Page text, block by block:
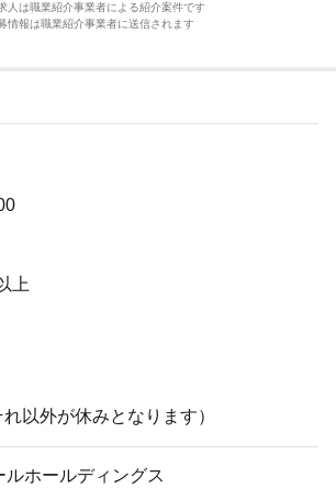
人は職業紹介事業者による紹介案件です
情報は職業紹介事業者に送信されます
上
以外が休みとなります）
ホールディングス